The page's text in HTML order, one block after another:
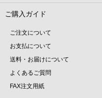
ご購入ガイド
ご注文について
お支払について
送料・お届けについて
よくあるご質問
FAX注文用紙